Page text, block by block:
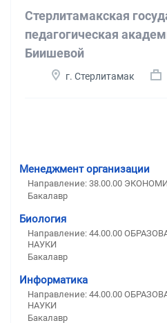
Стерлитамакская
педагогическая
Биишевой
г. Стерлитамак
Менеджмент организации
Направление: 38.00.00
Бакалавр
Биология
Направление: 44.00.00
НАУКИ
Бакалавр
Информатика
Направление: 44.00.00
НАУКИ
Бакалавр